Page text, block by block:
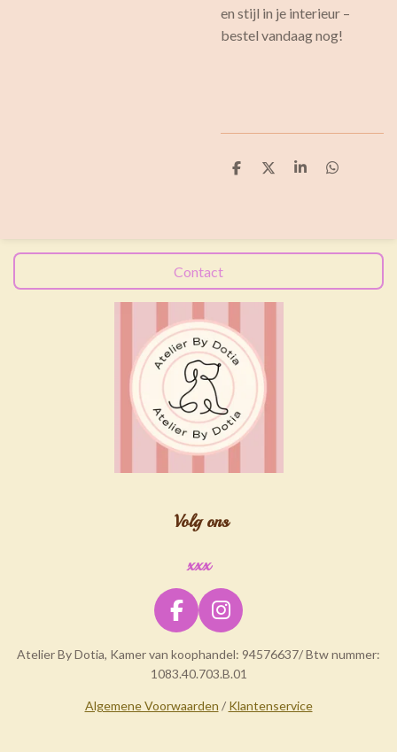
en stijl in je interieur –
bestel vandaag nog!
D
D
S
D
Contact
Volg ons
xxx
F
c
e
b
I
s
t
a
Atelier By Dotia, Kamer van koophandel: 94576637/ Btw nummer:
1083.40.703.B.01
Algemene Voorwaarden / Klantenservice